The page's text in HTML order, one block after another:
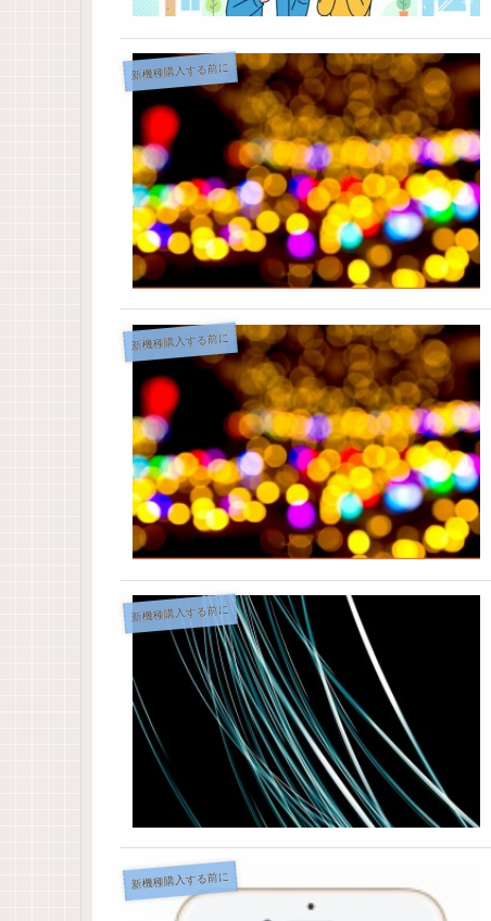
新機種購入する前に
新機種購入する前に
新機種購入する前に
新機種購入する前に